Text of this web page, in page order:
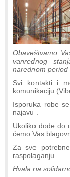
Obaveštvamo
vanrednog
narednom period
Svi kontakti i
komunikaciju
Isporuka robe
najavu .
Ukoliko dođe do
ćemo Vas
Za sve
raspolaganju.
Hvala na